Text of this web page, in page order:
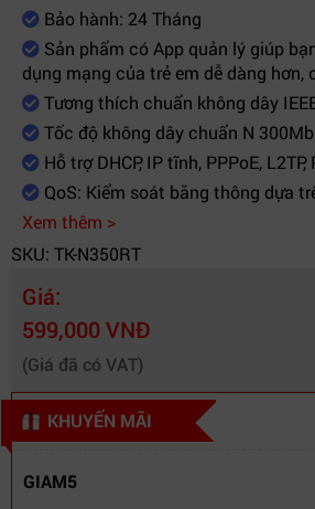
EIRP
2.4GHz < 20dBm
Bảo hành: 24 Tháng
Sản phẩm có App quản lý giúp
dụng mạng của trẻ em dễ dàng hơn,
Tương thích chuẩn không dây
Tốc độ không dây chuẩn N
Hỗ trợ DHCP, IP tĩnh, PPPoE, L2TP,
QoS: Kiểm soát băng thông dựa
Xem thêm >
SKU: TK-N350RT
Giá:
599,000 VNĐ
(Giá đã có VAT)
KHUYẾN MÃI
GIAM5